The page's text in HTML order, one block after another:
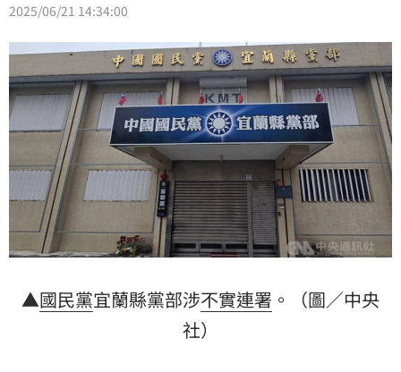
2025/06/21 14:34:00
▲國民黨宜蘭縣黨部涉不實連署 。（圖／中央
社）